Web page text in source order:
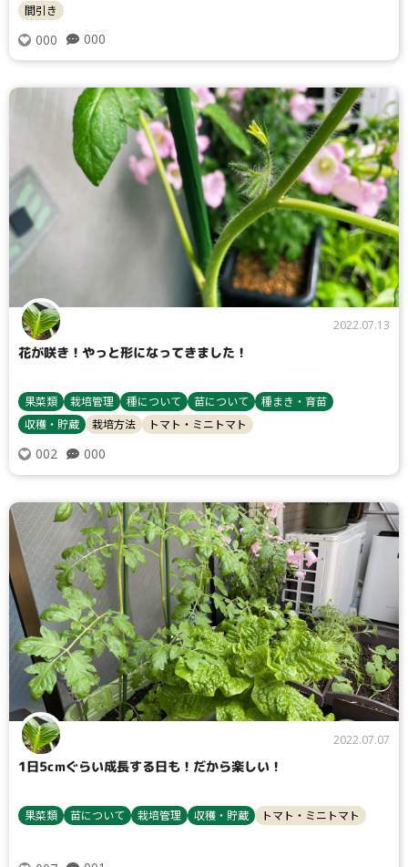
リセット
間引き
000 000
2022.07.13
花が咲き！やっと形になってきました！
果菜類 栽培管理 種について 苗について
種まき・育苗
収穫・貯蔵
栽培方法 トマト・ミニトマト
002 000
2022.07.07
1日5cmぐらい成長する日も！だから楽しい！
果菜類 苗について 栽培管理 収穫・貯蔵 トマト・ミニトマト